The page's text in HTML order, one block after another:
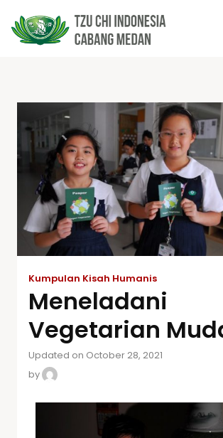
Kumpulan Kisah Humanis
Meneladani
Vegetarian
Updated on October 28, 2021
by